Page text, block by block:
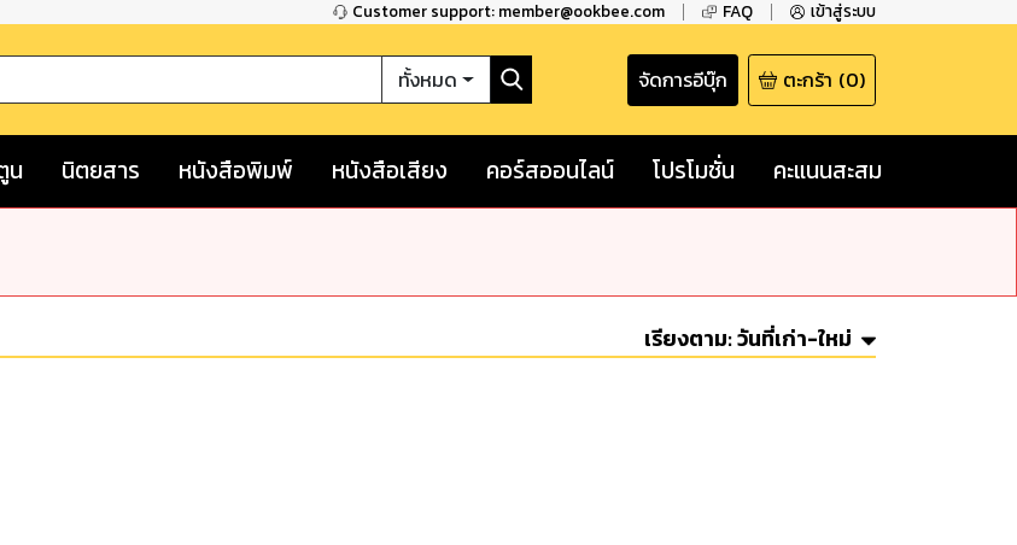
Customer support: member@ookbee.com FAQ เข้าสู่ระบบ
ทั้งหมด จัดการอีบุ๊ก ตะกร้า (0)
น นิตยสาร หนังสือพิมพ์ หนังสือเสียง คอร์สออนไลน์ โปรโมชั่น คะแนนสะสม
เรียงตาม:วันที่เก่า-ใหม่